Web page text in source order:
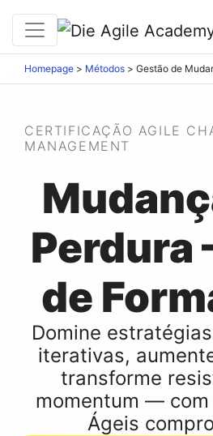
Homepage > Métodos > Gestão de
CERTIFICAÇÃO AGILE
MANAGEMENT
Perdura
de
Domine
iterativas,
transforme
momentum —
Ágeis